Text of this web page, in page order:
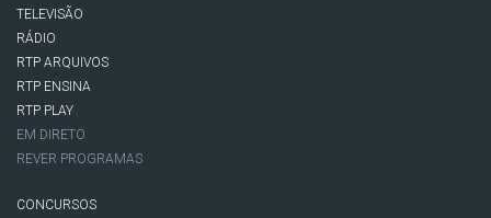
TELEVISÃO
RÁDIO
RTP ARQUIVOS
RTP ENSINA
RTP PLAY
EM DIRETO
REVER PROGRAMAS
CONCURSOS